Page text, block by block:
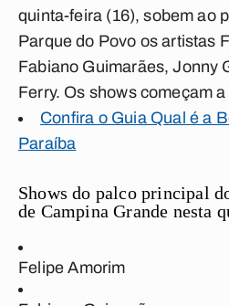
quinta-feira (16), sobem ao
Parque do Povo os artistas
Fabiano Guimarães, Jonny
Ferry. Os shows começam
Confira o Guia Qual é a
Paraíba
Shows do palco principal
de Campina Grande nesta
Felipe Amorim